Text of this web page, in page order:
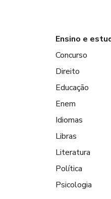
Ensino e
Concurso
Direito
Educação
Enem
Idiomas
Libras
Literatura
Política
Psicologia